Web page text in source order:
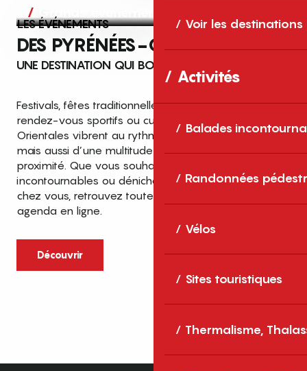
Voir les destinations
Activités
Balades
Randonnées
Vélos
Sites touristiques
Thermalisme,
Grands événements
LES ÉVÉNEMENTS
DES PYRÉNÉES-ORIENTALES
UNE DESTINATION QUI BOUGE TOUTE L’ANNÉE
Festivals, fêtes traditionnelles, concerts, expositions,
rendez-vous sportifs ou culturels… les Pyrénées-
Orientales vibrent au rythme de grands temps forts
mais aussi d’une multitude d’événements de
proximité. Que vous souhaitiez vivre les
incontournables ou dénicher des sorties près de
chez vous, retrouvez toutes les infos dans notre
agenda en ligne.
Découvrir
Top des événements et sorties
en famille
cet été dans les Pyrénées-Orientales
Entre mer Méditerranée, villages de
caractère et grands espaces naturels, les
Pyrénées-Orientales sont une destination
idéale pour partager des moments en
famille tout au long...